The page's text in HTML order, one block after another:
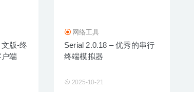
版-终
端
网络工具
Serial 2.0.18 – 优秀的串行
终端模拟器
2025-10-21